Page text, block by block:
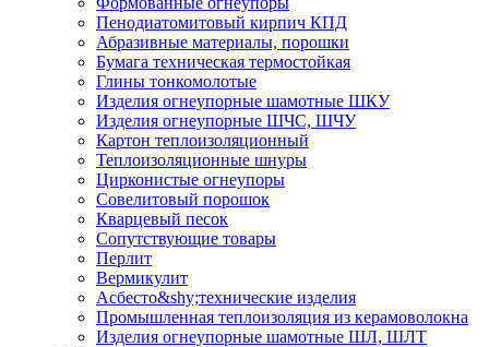
Пенодиатомитовый кирпич КПД
Абразивные материалы, порошки
Бумага техническая термостойкая
Глины тонкомолотые
Изделия огнеупорные шамотные ШКУ
Изделия огнеупорные ШЧС, ШЧУ
Картон теплоизоляционный
Теплоизоляционные шнуры
Цирконистые огнеупоры
Совелитовый порошок
Кварцевый песок
Сопутствующие товары
Перлит
Вермикулит
Асбесто&shy;технические изделия
Промышленная теплоизоляция из керамоволокна
Изделия огнеупорные шамотные ШЛ, ШЛТ